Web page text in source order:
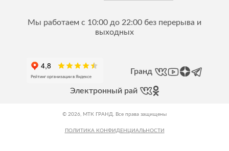
Мы работаем с 10:00 до 22:00 без перерыва и
выходных
Гранд
Электронный рай
© 2026, МТК ГРАНД. Все права защищены
ПОЛИТИКА КОНФИДЕНЦИАЛЬНОСТИ